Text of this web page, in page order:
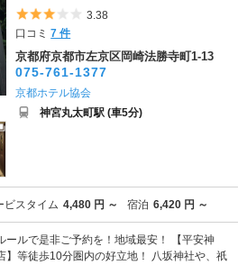
5つ星のうち3
3.38
口コミ7 件
京都府京都市左京区岡崎法勝寺町1-13
075-761-1377
京都ホテル協会
神宮丸太町駅 (車5分)
ビスタイム 4,480 円 ～ 宿泊 6,420 円 ～
ールで是非ご予約を！地域最安！ 【平安神
】等徒歩10分圏内の好立地！ 八坂神社や、祇